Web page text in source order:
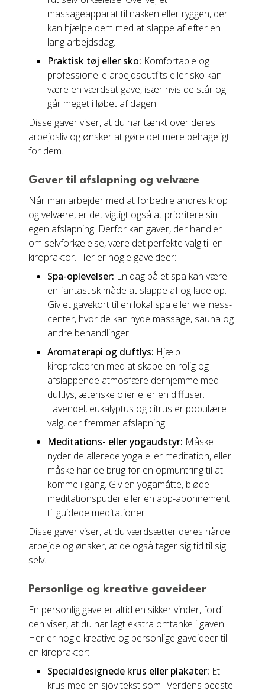
massageapparat til nakken eller ryggen, der
kan hjælpe dem med at slappe af efter en
lang arbejdsdag.
Praktisk tøj eller sko: Komfortable og
professionelle arbejdsoutfits eller sko kan
være en værdsat gave, især hvis de står og
går meget i løbet af dagen.
Disse gaver viser, at du har tænkt over deres
arbejdsliv og ønsker at gøre det mere behageligt
for dem.
Gaver til afslapning og velvære
Når man arbejder med at forbedre andres krop
og velvære, er det vigtigt også at prioritere sin
egen afslapning. Derfor kan gaver, der handler
om selvforkælelse, være det perfekte valg til en
kiropraktor. Her er nogle gaveideer:
Spa-oplevelser: En dag på et spa kan være
en fantastisk måde at slappe af og lade op.
Giv et gavekort til en lokal spa eller wellness-
center, hvor de kan nyde massage, sauna og
andre behandlinger.
Aromaterapi og duftlys: Hjælp
kiropraktoren med at skabe en rolig og
afslappende atmosfære derhjemme med
duftlys, æteriske olier eller en diffuser.
Lavendel, eukalyptus og citrus er populære
valg, der fremmer afslapning.
Meditations- eller yogaudstyr: Måske
nyder de allerede yoga eller meditation, eller
måske har de brug for en opmuntring til at
komme i gang. Giv en yogamåtte, bløde
meditationspuder eller en app-abonnement
til guidede meditationer.
Disse gaver viser, at du værdsætter deres hårde
arbejde og ønsker, at de også tager sig tid til sig
selv.
Personlige og kreative gaveideer
En personlig gave er altid en sikker vinder, fordi
den viser, at du har lagt ekstra omtanke i gaven.
Her er nogle kreative og personlige gaveideer til
en kiropraktor:
Specialdesignede krus eller plakater: Et
krus med en sjov tekst som "Verdens bedste